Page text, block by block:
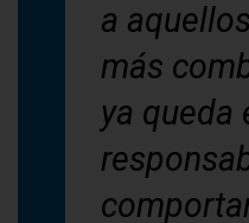
a
más
ya queda